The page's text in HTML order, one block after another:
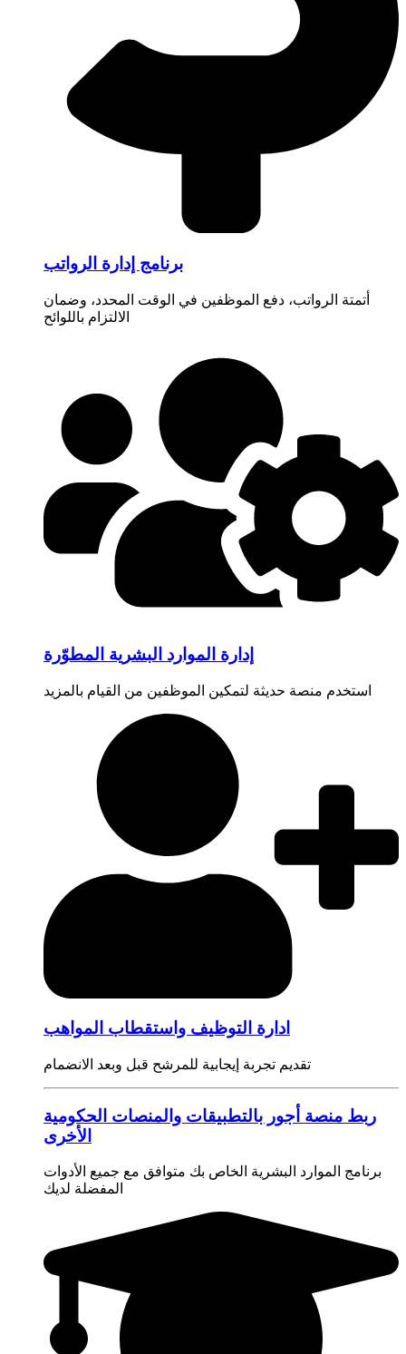
برنامج إدارة الرواتب
أتمتة الرواتب، دفع الموظفين في الوقت المحدد، وضمان
الالتزام باللوائح
إدارة الموارد البشرية المطوّرة
استخدم منصة حديثة لتمكين الموظفين من القيام بالمزيد
ادارة التوظيف واستقطاب المواهب
تقديم تجربة إيجابية للمرشح قبل وبعد الانضمام
ربط منصة أجور بالتطبيقات والمنصات الحكومية
الأخرى
برنامج الموارد البشرية الخاص بك متوافق مع جميع الأدوات
المفضلة لديك